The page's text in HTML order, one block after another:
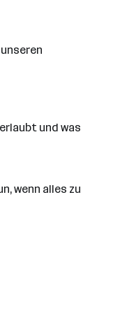
und was
wenn alles zu